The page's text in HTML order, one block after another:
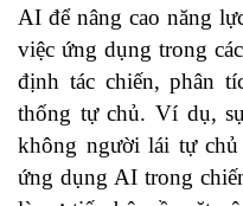
AI để nâng cao năng
việc ứng dụng trong
định tác chiến, phân
thống tự chủ. Ví dụ,
không người lái tự
ứng dụng AI trong